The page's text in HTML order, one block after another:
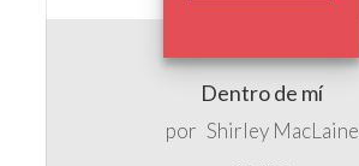
Dentro de mí
por Shirley MacLaine